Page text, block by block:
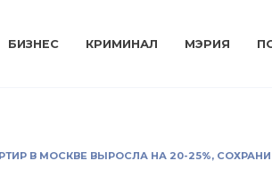
БИЗНЕС КРИМИНАЛ МЭРИЯ
В МОСКВЕ ВЫРОСЛА НА 20-25%,